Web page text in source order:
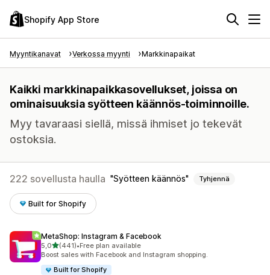
Shopify App Store
Myyntikanavat Verkossa myynti Markkinapaikat
Kaikki markkinapaikkasovellukset, joissa on
ominaisuuksia syötteen käännös-toiminnoille.
Myy tavaraasi siellä, missä ihmiset jo tekevät
ostoksia.
222 sovellusta haulla Syötteen käännös Tyhjennä
Built for Shopify
MetaShop: Instagram & Facebook
5,0/ 5 tähteä
(441)
441 arvostelua yhteensä
•Free plan available
Boost sales with Facebook and Instagram shopping.
Built for Shopify